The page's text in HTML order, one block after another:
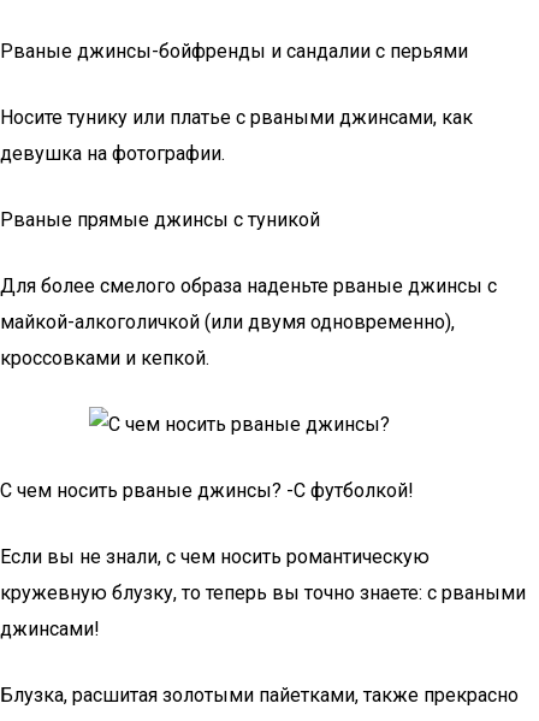
Рваные джинсы-бойфренды и сандалии с перьями
Носите тунику или платье с рваными джинсами, как
девушка на фотографии.
Рваные прямые джинсы с туникой
Для более смелого образа наденьте рваные джинсы с
майкой-алкоголичкой (или двумя одновременно),
кроссовками и кепкой.
С чем носить рваные джинсы? -С футболкой!
Если вы не знали, с чем носить романтическую
кружевную блузку, то теперь вы точно знаете: с рваными
джинсами!
Блузка, расшитая золотыми пайетками, также прекрасно